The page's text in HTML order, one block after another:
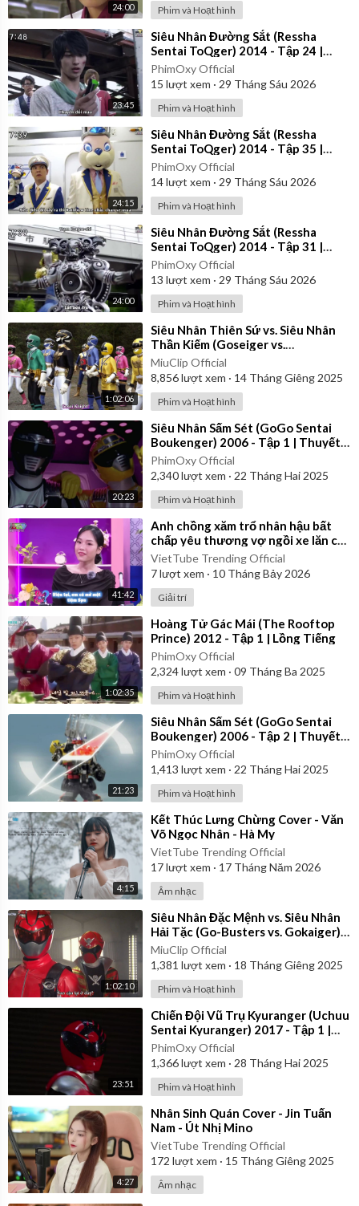
24:00 Phim và Hoạt hình
23:45
⁣Siêu Nhân Đường Sắt (Ressha
Sentai ToQger) 2014 - Tập 24 |
Vietsub
PhimOxy Official
15 lượt xem · 29 Tháng Sáu 2026
Phim và Hoạt hình
24:15
⁣Siêu Nhân Đường Sắt (Ressha
Sentai ToQger) 2014 - Tập 35 |
Vietsub
PhimOxy Official
14lượt xem · 29 Tháng Sáu 2026
Phim và Hoạt hình
24:00
⁣Siêu Nhân Đường Sắt (Ressha
Sentai ToQger) 2014 - Tập 31 |
Vietsub
PhimOxy Official
13 lượt xem · 29 Tháng Sáu 2026
Phim và Hoạt hình
1:02:06
⁣Siêu Nhân Thiên Sứ vs. Siêu Nhân
Thần Kiếm (Goseiger vs.
Shinkenger) | Vietsub
MiuClip Official
8,856lượt xem · 14 Tháng Giêng 2025
Phim và Hoạt hình
20:23
⁣Siêu Nhân Sấm Sét (GoGo Sentai
Boukenger) 2006 - Tập 1 | Thuyết
Minh
PhimOxy Official
2,340lượt xem · 22 Tháng Hai 2025
Phim và Hoạt hình
41:42
⁣Anh chồng xăm trổ nhân hậu bất
chấp yêu thương vợ ngồi xe lăn cả
đời | Yêu Là Cưới
VietTube Trending Official
7lượt xem · 10 Tháng Bảy 2026
Giải trí
1:02:35
⁣Hoàng Tử Gác Mái (The Rooftop
Prince) 2012 - Tập 1 | Lồng Tiếng
PhimOxy Official
2,324lượt xem · 09 Tháng Ba 2025
Phim và Hoạt hình
21:23
⁣Siêu Nhân Sấm Sét (GoGo Sentai
Boukenger) 2006 - Tập 2 | Thuyết
Minh
PhimOxy Official
1,413 lượt xem · 22 Tháng Hai 2025
Phim và Hoạt hình
4:15
⁣Kết Thúc Lưng Chừng Cover - Văn
Võ Ngọc Nhân - Hà My
VietTube Trending Official
17lượt xem · 17 Tháng Năm 2026
Âm nhạc
1:02:10
⁣Siêu Nhân Đặc Mệnh vs. Siêu Nhân
Hải Tặc (Go-Busters vs. Gokaiger) |
Vietsub
MiuClip Official
1,381 lượt xem · 18 Tháng Giêng 2025
Phim và Hoạt hình
23:51
⁣Chiến Đội Vũ Trụ Kyuranger (Uchuu
Sentai Kyuranger) 2017 - Tập 1 |
Thuyết Minh
PhimOxy Official
1,366lượt xem · 28 Tháng Hai 2025
Phim và Hoạt hình
4:27
⁣Nhân Sinh Quán Cover - Jin Tuấn
Nam - Út Nhị Mino
VietTube Trending Official
172 lượt xem · 15 Tháng Giêng 2025
Âm nhạc